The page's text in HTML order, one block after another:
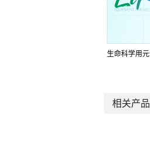
生命科学用
相关产品